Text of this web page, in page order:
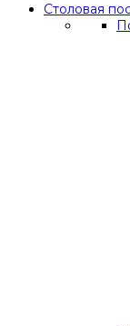
Столовая